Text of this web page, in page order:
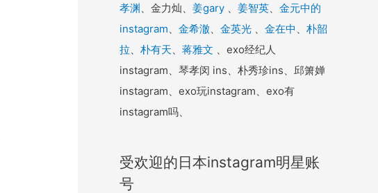
孝渊 、金力灿、 姜gary 姜智英
金元中的
instagram
金希澈 金英光 金在中
朴韶
拉
朴有天 蒋雅文 、exo经纪人
instagram、琴孝闵 ins、朴秀珍ins、邱箫婵
instagram、exo玩instagram、exo有
instagram吗、
受欢迎的日本instagram明星账
号